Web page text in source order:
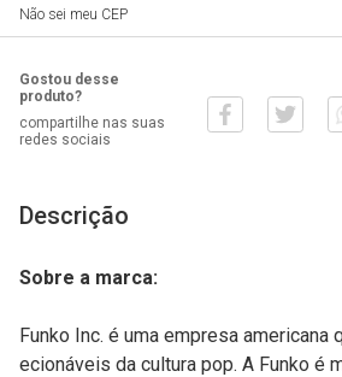
Não sei meu CEP
Gostou desse
produto?
compartilhe nas suas
redes sociais
Descrição
Sobre a marca:
Funko Inc. é uma empresa americana
ecionáveis da cultura pop. A Funko é